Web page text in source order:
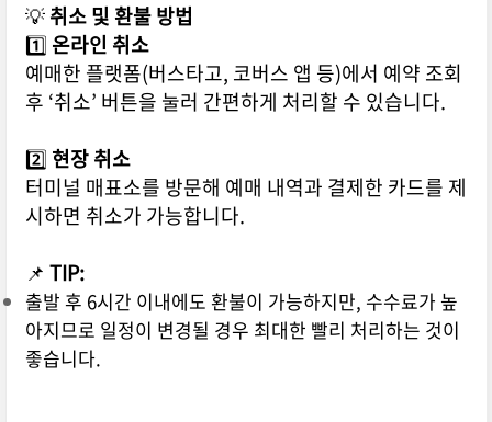
💡취소 및 환불 방법
1️⃣ 온라인 취소
예매한 플랫폼(버스타고, 코버스 앱 등)에서 예약 조회
후 ‘취소’ 버튼을 눌러 간편하게 처리할 수 있습니다.
2️⃣ 현장 취소
터미널 매표소를 방문해 예매 내역과 결제한 카드를 제
시하면 취소가 가능합니다.
📌 TIP:
출발 후 6시간 이내에도 환불이 가능하지만, 수수료가 높
아지므로 일정이 변경될 경우 최대한 빨리 처리하는 것이
좋습니다.